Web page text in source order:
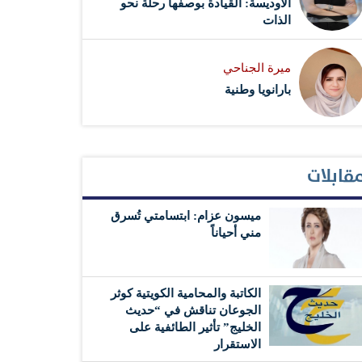
الأوديسة: القيادة بوصفها رحلة نحو
الذات
ميرة الجناحي
بارانويا وطنية
ميسون عزام: ابتسامتي تُسرق
مني أحياناً
الكاتبة والمحامية الكويتية كوثر
الجوعان تناقش في “حديث
الخليج” تأثير الطائفية على
الاستقرار